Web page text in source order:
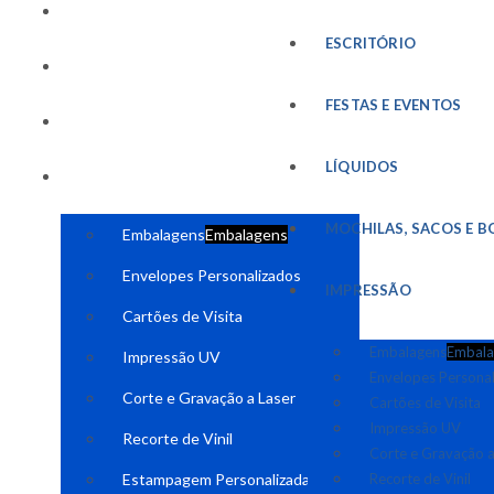
EmbalagensEmbalagens
Envelopes Personalizados
Cartões de Visita
Impressão UV
Corte e Gravação a Laser
Recorte de Vinil
Estampagem Personalizada
ESCRITÓRIO
FESTAS E EVENTOS
LÍQUIDOS
MOCHILAS, SACOS E
IMPRESSÃO
Embalagens
Envelopes
Cartões de Visita
Impressão UV
Corte e Gravação
Recorte de Vinil